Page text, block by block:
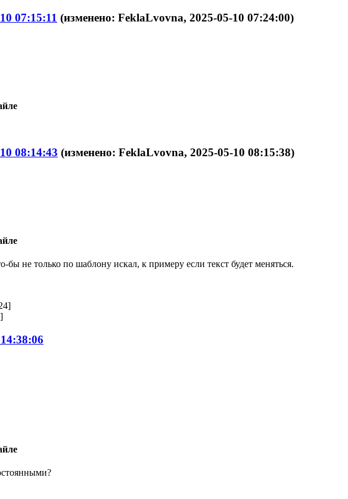
07:15:11 (изменено: FeklaLvovna, 2025-05-10 07:24:00)
08:14:43 (изменено: FeklaLvovna, 2025-05-10 08:15:38)
бы не только по шаблону искал, к примеру если текст будет меняться.